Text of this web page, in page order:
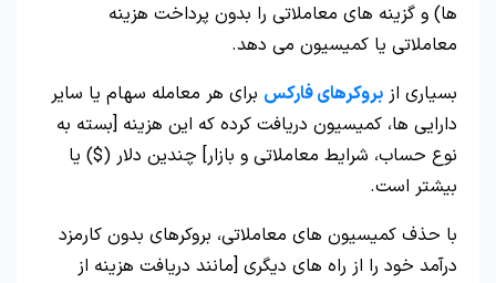
ها) و گزینه های معاملاتی را بدون پرداخت هزینه
معاملاتی یا کمیسیون می دهد.
بسیاری از بروکرهای فارکس برای هر معامله سهام یا سایر
دارایی ها، کمیسیون دریافت کرده که این هزینه [بسته به
نوع حساب، شرایط معاملاتی و بازار] چندین دلار ($) یا
بیشتر است.
با حذف کمیسیون های معاملاتی، بروکرهای بدون کارمزد
درآمد خود را از راه های دیگری [مانند دریافت هزینه از